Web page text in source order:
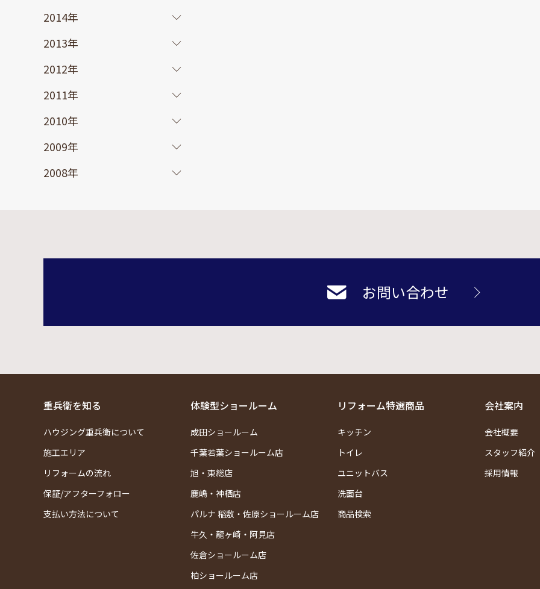
2014年
2013年
2012年
2011年
2010年
2009年
2008年
お問い合わせ
重兵衛を知る
ハウジング重兵衛について
施工エリア
リフォームの流れ
保証/アフターフォロー
支払い方法について
体験型ショールーム
成田ショールーム
千葉若葉ショールーム店
旭・東総店
鹿嶋・神栖店
パルナ 稲敷・佐原ショールーム店
牛久・龍ヶ崎・阿見店
佐倉ショールーム店
柏ショールーム店
リフォーム特選商品
キッチン
トイレ
ユニットバス
洗面台
商品検索
会社案内
会社概要
スタッフ紹介
採用情報